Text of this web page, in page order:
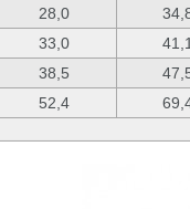
28,0
33,0
38,5
52,4